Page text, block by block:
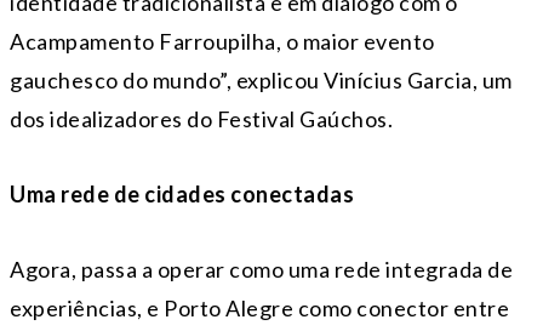
Acampamento Farroupilha, o maior evento
gauchesco do mundo”, explicou Vinícius Garcia, um
dos idealizadores do Festival Gaúchos.
Uma rede de cidades conectadas
Agora, passa a operar como uma rede integrada de
experiências, e Porto Alegre como conector entre